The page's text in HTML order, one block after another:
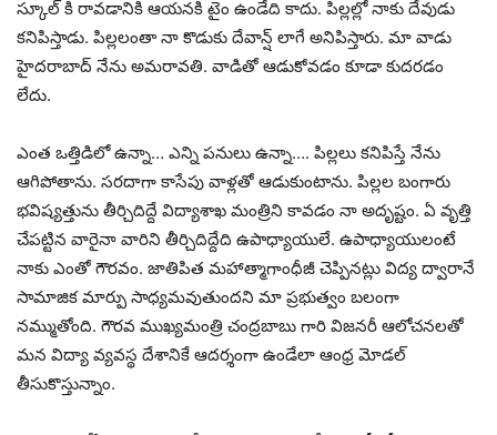
స్కూల్ కి రావడానికి ఆయనకి టైం ఉండేది కాదు. పిల్లల్లో నాకు దేవుడు
కనిపిస్తాడు. పిల్ల‌లంతా నా కొడుకు దేవాన్ష్ లాగే అనిపిస్తారు. మా వాడు
హైదరాబాద్ నేను అమరావతి. వాడితో ఆడుకోవడం కూడా కుదరడం
లేదు.
ఎంత ఒత్తిడిలో ఉన్నా… ఎన్ని ప‌నులు ఉన్నా…. పిల్ల‌లు క‌నిపిస్తే నేను
ఆగిపోతాను. సరదాగా కాసేపు వాళ్లతో ఆడుకుంటాను. పిల్ల‌ల బంగారు
భ‌విష్య‌త్తును తీర్చిదిద్దే విద్యాశాఖ మంత్రిని కావ‌డం నా అదృష్టం. ఏ వృత్తి
చేప‌ట్టిన వారైనా వారిని తీర్చిదిద్దేది ఉపాధ్యాయులే. ఉపాధ్యాయులంటే
నాకు ఎంతో గౌర‌వం. జాతిపిత మహాత్మాగాంధీజీ చెప్పినట్లు విద్య ద్వారానే
సామాజిక మార్పు సాధ్య‌మ‌వుతుందని మా ప్ర‌భుత్వం బ‌లంగా
న‌మ్ముతోంది. గౌర‌వ ముఖ్య‌మంత్రి చంద్ర‌బాబు గారి విజ‌న‌రీ ఆలోచ‌న‌ల‌తో
మన విద్యా వ్య‌వ‌స్థ దేశానికే ఆదర్శంగా ఉండేలా ఆంధ్ర మోడ‌ల్
తీసుకొస్తున్నాం.